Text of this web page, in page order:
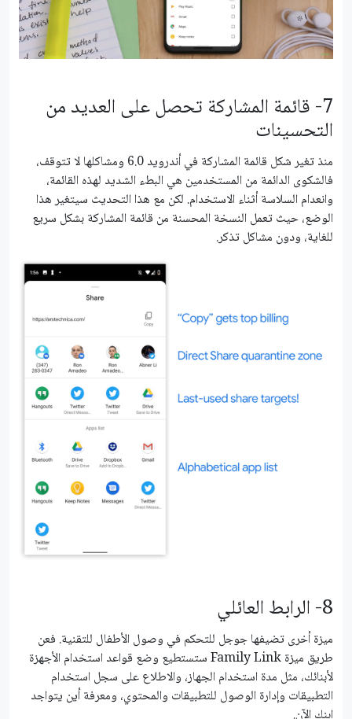
7- قائمة المشاركة تحصل على العديد من
التحسينات
منذ تغير شكل قائمة المشاركة في أندرويد 6.0 ومشاكلها لا تتوقف،
فالشكوى الدائمة من المستخدمين هي البطء الشديد لهذه القائمة،
وانعدام السلاسة أثناء الاستخدام. لكن مع هذا التحديث سيتغير هذا
الوضع، حيث تعمل النسخة المحسنة من قائمة المشاركة بشكل سريع
للغاية، ودون مشاكل تذكر.
8- الرابط العائلي
ميزة أخرى تضيفها جوجل للتحكم في وصول الأطفال للتقنية. فعن
طريق ميزة Family Link ستستطيع وضع قواعد استخدام الأجهزة
لأبنائك، مثل مدة استخدام الجهاز، والاطلاع على سجل استخدام
التطبيقات وإدارة الوصول للتطبيقات والمحتوي، ومعرفة أين يتواجد